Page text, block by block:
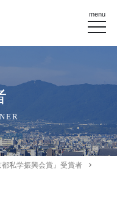
menu
私学振興会賞』受賞者